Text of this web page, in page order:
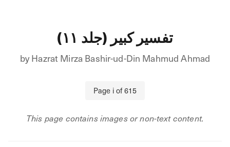
تفسیر کبیر (جلد ۱۱)
byHazrat Mirza Bashir-ud-Din Mahmud Ahmad
Page i of615
This page contains images or non-text content.